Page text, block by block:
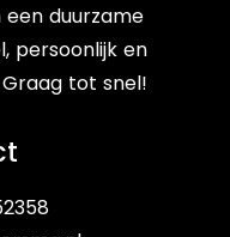
duurzame
persoonlijk en
tot snel!